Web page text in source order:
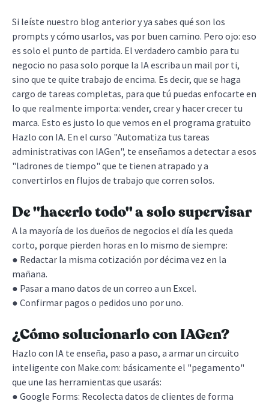
Si leíste nuestro blog anterior y ya sabes qué son los
prompts y cómo usarlos, vas por buen camino. Pero ojo: eso
es solo el punto de partida. El verdadero cambio para tu
negocio no pasa solo porque la IA escriba un mail por ti,
sino que te quite trabajo de encima. Es decir, que se haga
cargo de tareas completas, para que tú puedas enfocarte en
lo que realmente importa: vender, crear y hacer crecer tu
marca. Esto es justo lo que vemos en el programa gratuito
Hazlo con IA. En el curso "Automatiza tus tareas
administrativas con IAGen", te enseñamos a detectar a esos
"ladrones de tiempo" que te tienen atrapado y a
convertirlos en flujos de trabajo que corren solos.
De "hacerlo todo" a solo supervisar
A la mayoría de los dueños de negocios el día les queda
corto, porque pierden horas en lo mismo de siempre:
● Redactar la misma cotización por décima vez en la
mañana.
● Pasar a mano datos de un correo a un Excel.
● Confirmar pagos o pedidos uno por uno.
¿Cómo solucionarlo con IAGen?
Hazlo con IA te enseña, paso a paso, a armar un circuito
inteligente con Make.com: básicamente el "pegamento"
que une las herramientas que usarás:
● Google Forms: Recolecta datos de clientes de forma